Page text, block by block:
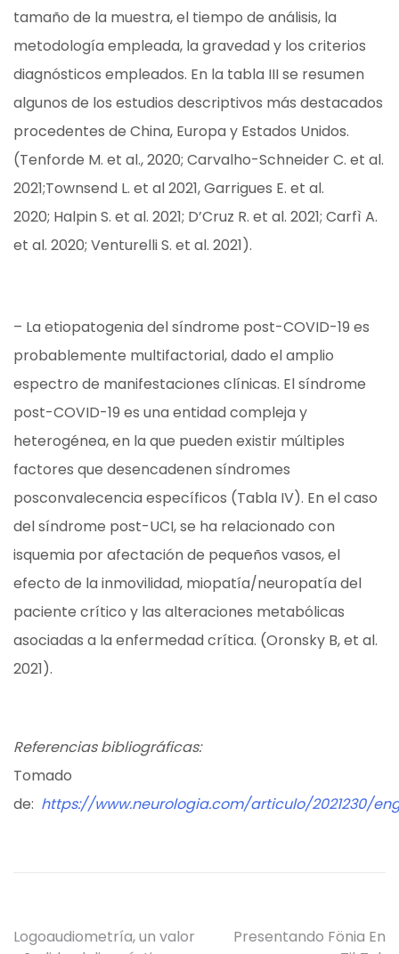
tamaño de la muestra, el tiempo de análisis, la
metodología empleada, la gravedad y los criterios
diagnósticos empleados. En la tabla III se resumen
algunos de los estudios descriptivos más destacados
procedentes de China, Europa y Estados Unidos.
(Tenforde M. et al., 2020; Carvalho-Schneider C. et al.
2021;Townsend L. et al 2021, Garrigues E. et al.
2020; Halpin S. et al. 2021; D’Cruz R. et al. 2021; Carfì A.
et al. 2020; Venturelli S. et al. 2021).
– La etiopatogenia del síndrome post-COVID-19 es
probablemente multifactorial, dado el amplio
espectro de manifestaciones clínicas. El síndrome
post-COVID-19 es una entidad compleja y
heterogénea, en la que pueden existir múltiples
factores que desencadenen síndromes
posconvalecencia específicos (Tabla IV). En el caso
del síndrome post-UCI, se ha relacionado con
isquemia por afectación de pequeños vasos, el
efecto de la inmovilidad, miopatía/neuropatía del
paciente crítico y las alteraciones metabólicas
asociadas a la enfermedad crítica. (Oronsky B, et al.
2021).
Referencias bibliográficas:
Tomado
de: https://www.neurologia.com/articulo/2021230/
Navegación
Logoaudiometría, un valor
Presentando Fönia En